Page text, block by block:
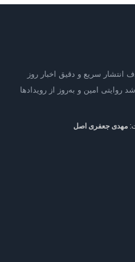
انتشار سریع و دقیق اخبار روز
امین و به‌روز از رویدادها
مهدی جعفری اصل